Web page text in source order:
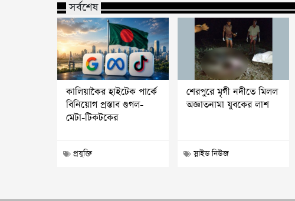
সর্বশেষ
কালিয়াকৈর হাইটেক পার্কে
বিনিয়োগ প্রস্তাব গুগল-
মেটা-টিকটকের
প্রযুক্তি
শেরপুরে মৃগী নদীতে মিলল
অজ্ঞাতনামা যুবকের লাশ
স্লাইড নিউজ